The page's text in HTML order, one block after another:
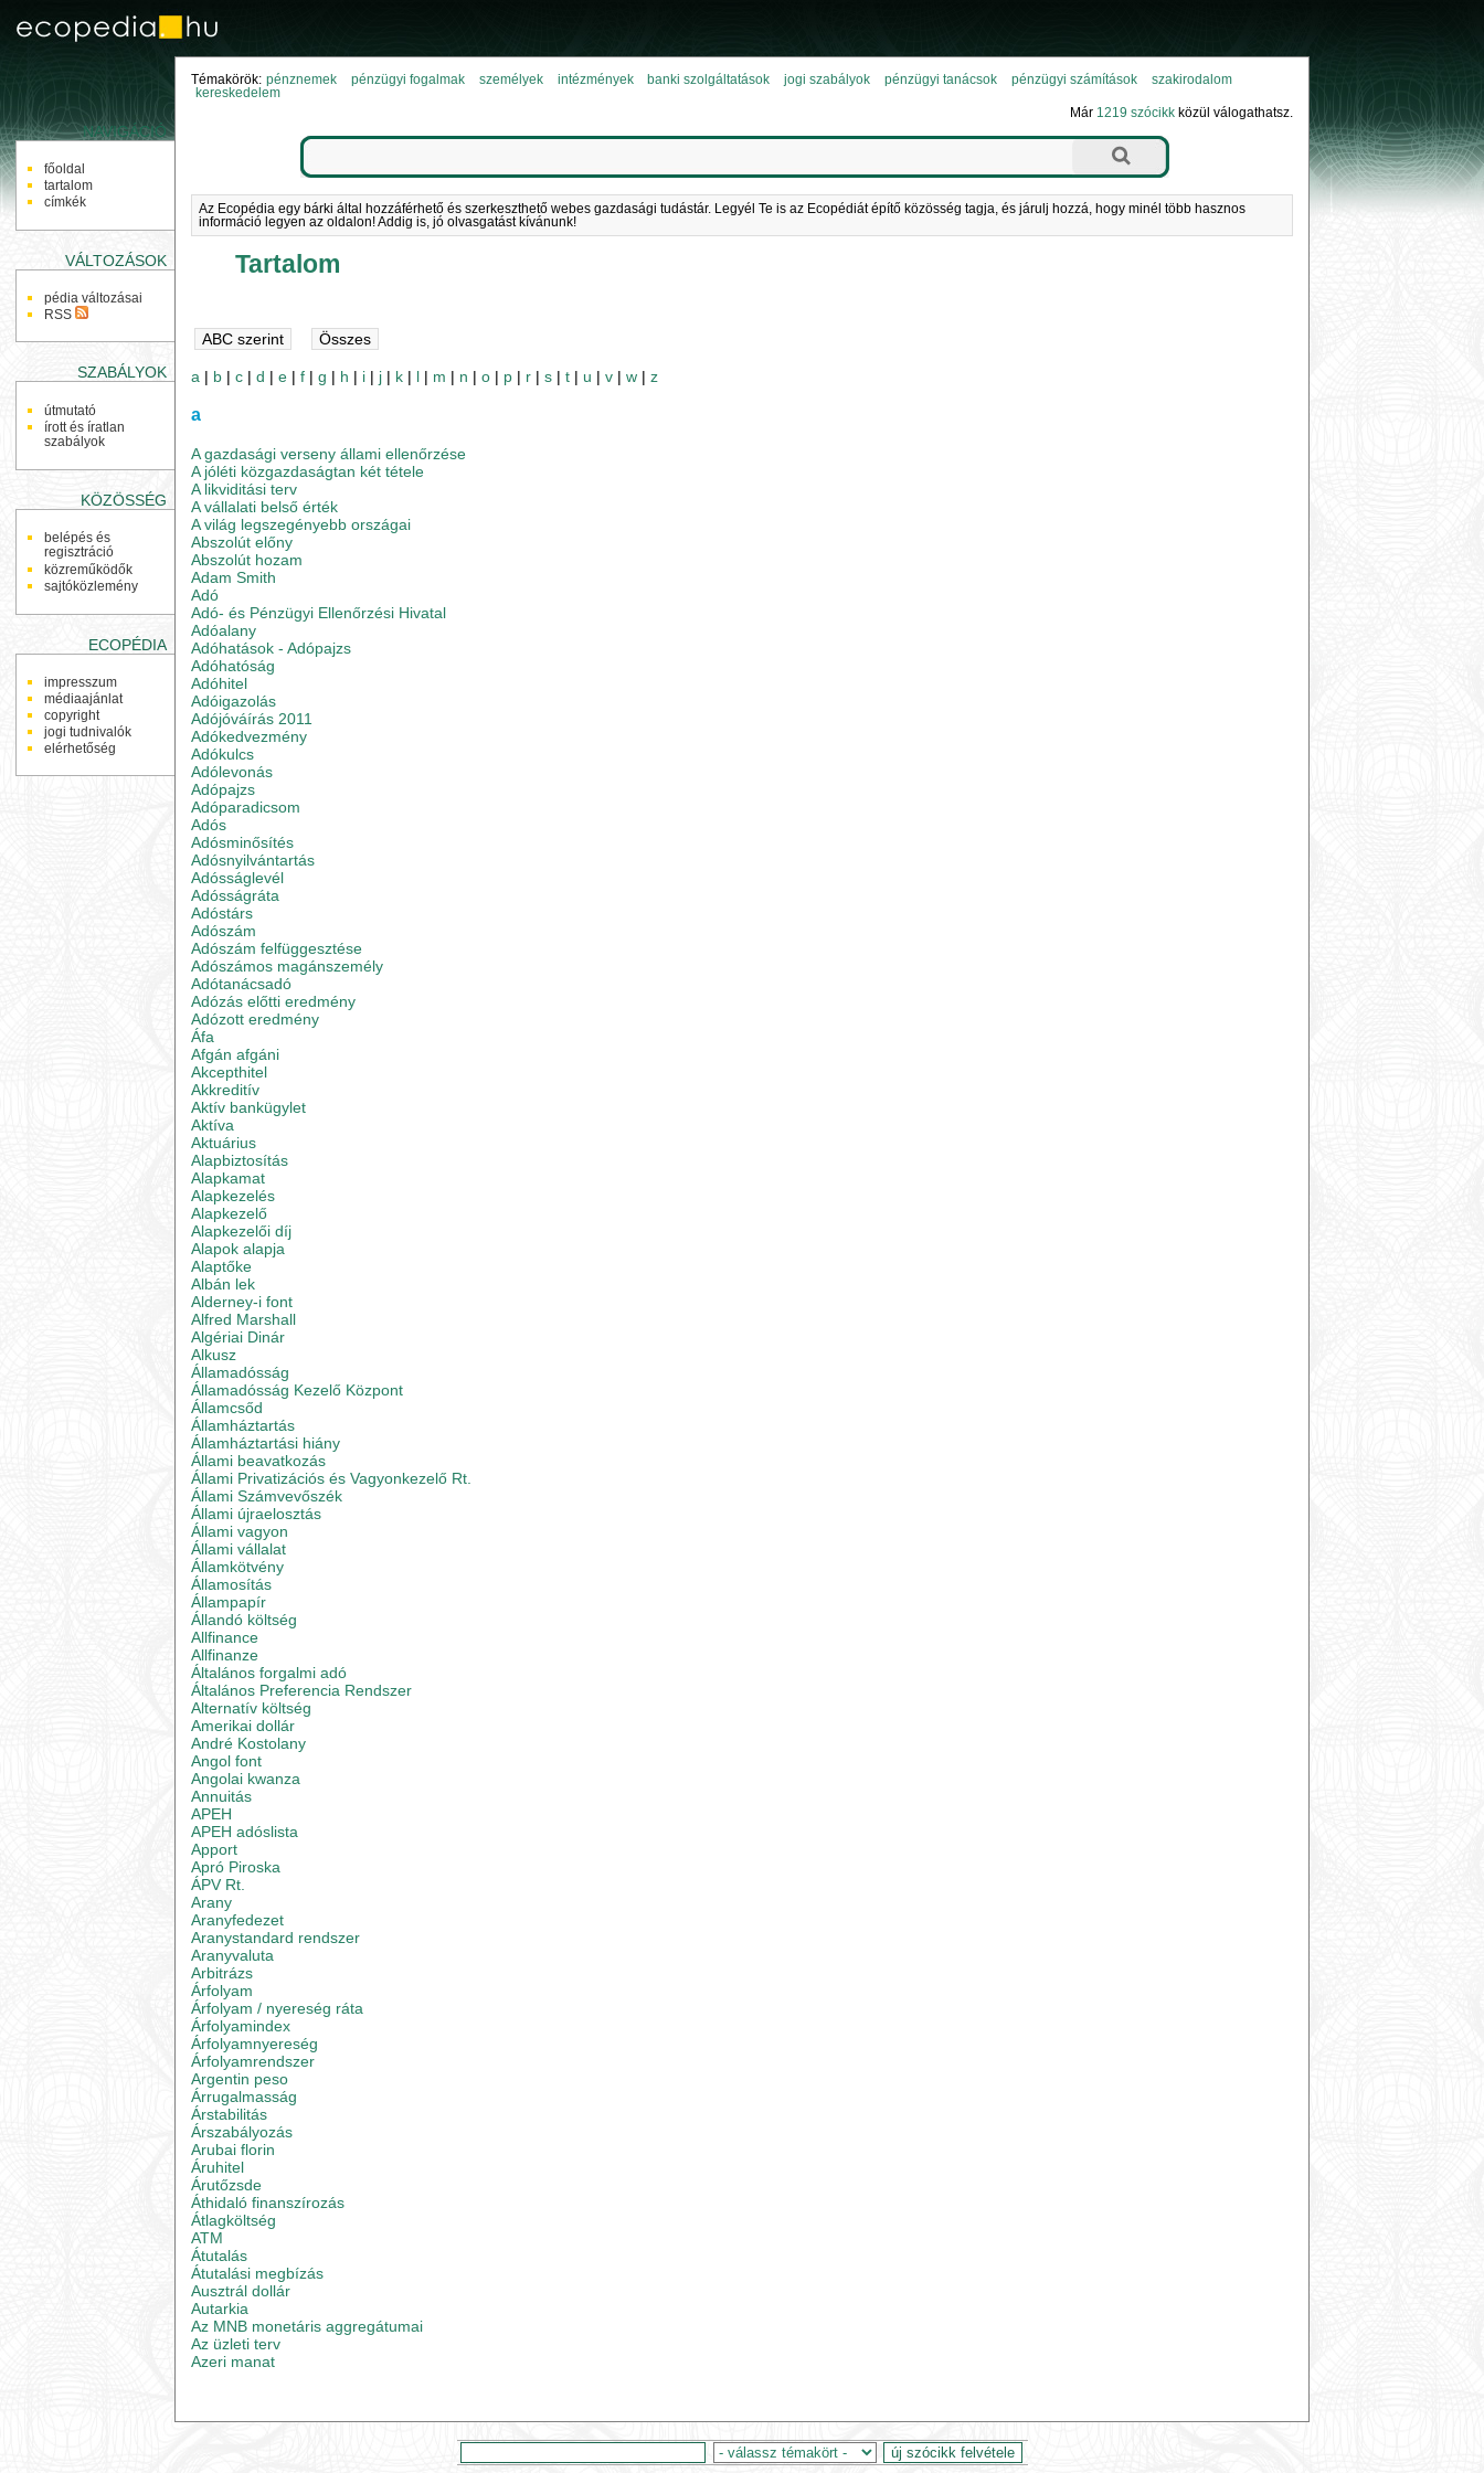
NAVIGÁCIÓ
főoldal
tartalom
címkék
VÁLTOZÁSOK
pédia változásai
RSS
SZABÁLYOK
útmutató
írott és íratlan
szabályok
KÖZÖSSÉG
belépés és
regisztráció
közreműködők
sajtóközlemény
ECOPÉDIA
impresszum
médiaajánlat
copyright
jogi tudnivalók
elérhetőség
Témakörök: pénznemek pénzügyi fogalmak személyek intézmények banki szolgáltatások jogi szabályok pénzügyi tanácsok pénzügyi számítások
szakirodalom
kereskedelem
Már 1219 szócikkközül válogathatsz.
Az Ecopédia egy bárki által hozzáférhető és szerkeszthető webes gazdasági tudástár. Legyél Te is az Ecopédiát építő közösség tagja, és járulj hozzá, hogy minél több hasznos
információ legyen az oldalon! Addig is, jó olvasgatást kívánunk!
Tartalom
a | b |c |d |e |f |g | h | i | j | k | l | m | n |o | p | r |s |t | u |v |w |z
a
A gazdasági verseny állami ellenőrzése
A jóléti közgazdaságtan két tétele
A likviditási terv
A vállalati belső érték
A világ legszegényebb országai
Abszolút előny
Abszolút hozam
Adam Smith
Adó
Adó- és Pénzügyi Ellenőrzési Hivatal
Adóalany
Adóhatások - Adópajzs
Adóhatóság
Adóhitel
Adóigazolás
Adójóváírás 2011
Adókedvezmény
Adókulcs
Adólevonás
Adópajzs
Adóparadicsom
Adós
Adósminősítés
Adósnyilvántartás
Adósságlevél
Adósságráta
Adóstárs
Adószám
Adószám felfüggesztése
Adószámos magánszemély
Adótanácsadó
Adózás előtti eredmény
Adózott eredmény
Áfa
Afgán afgáni
Akcepthitel
Akkreditív
Aktív bankügylet
Aktíva
Aktuárius
Alapbiztosítás
Alapkamat
Alapkezelés
Alapkezelő
Alapkezelői díj
Alapok alapja
Alaptőke
Albán lek
Alderney-i font
Alfred Marshall
Algériai Dinár
Alkusz
Államadósság
Államadósság Kezelő Központ
Államcsőd
Államháztartás
Államháztartási hiány
Állami beavatkozás
Állami Privatizációs és Vagyonkezelő Rt.
Állami Számvevőszék
Állami újraelosztás
Állami vagyon
Állami vállalat
Államkötvény
Államosítás
Állampapír
Állandó költség
Allfinance
Allfinanze
Általános forgalmi adó
Általános Preferencia Rendszer
Alternatív költség
Amerikai dollár
André Kostolany
Angol font
Angolai kwanza
Annuitás
APEH
APEH adóslista
Apport
Apró Piroska
ÁPV Rt.
Arany
Aranyfedezet
Aranystandard rendszer
Aranyvaluta
Arbitrázs
Árfolyam
Árfolyam / nyereség ráta
Árfolyamindex
Árfolyamnyereség
Árfolyamrendszer
Argentin peso
Árrugalmasság
Árstabilitás
Árszabályozás
Arubai florin
Áruhitel
Árutőzsde
Áthidaló finanszírozás
Átlagköltség
ATM
Átutalás
Átutalási megbízás
Ausztrál dollár
Autarkia
Az MNB monetáris aggregátumai
Az üzleti terv
Azeri manat